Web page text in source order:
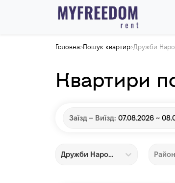
Головна>Пошук квартир>Дружби
Квартири
Заїзд – Виїзд: 07.08.2026 ~
Дружби Народів Район